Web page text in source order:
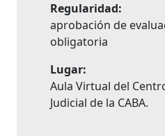
Regularidad:
aprobación de
obligatoria
Lugar:
Aula Virtual del
Judicial de la CABA.